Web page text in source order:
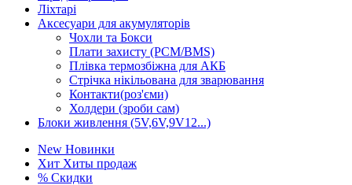
Ліхтарі
Аксесуари для акумуляторів
Чохли та Бокси
Плати захисту (PCM/BMS)
Плівка термозбіжна для АКБ
Стрічка нікільована для зварювання
Контакти(роз'єми)
Холдери (зроби сам)
Блоки живлення (5V,6V,9V12...)
New Новинки
Хит Хиты продаж
% Скидки